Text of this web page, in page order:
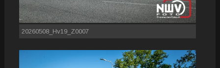
20260508_Hv19_Z0007